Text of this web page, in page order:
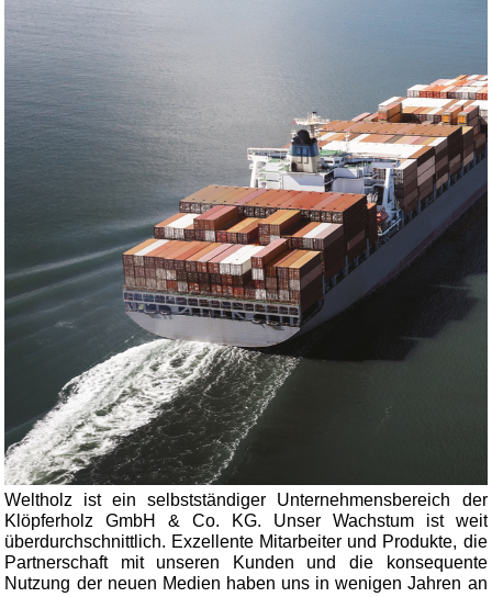
Weltholz ist ein selbstständiger Unternehmensbereich der
Klöpferholz GmbH & Co. KG. Unser Wachstum ist weit
überdurchschnittlich. Exzellente Mitarbeiter und Produkte, die
Partnerschaft mit unseren Kunden und die konsequente
Nutzung der neuen Medien haben uns in wenigen Jahren an